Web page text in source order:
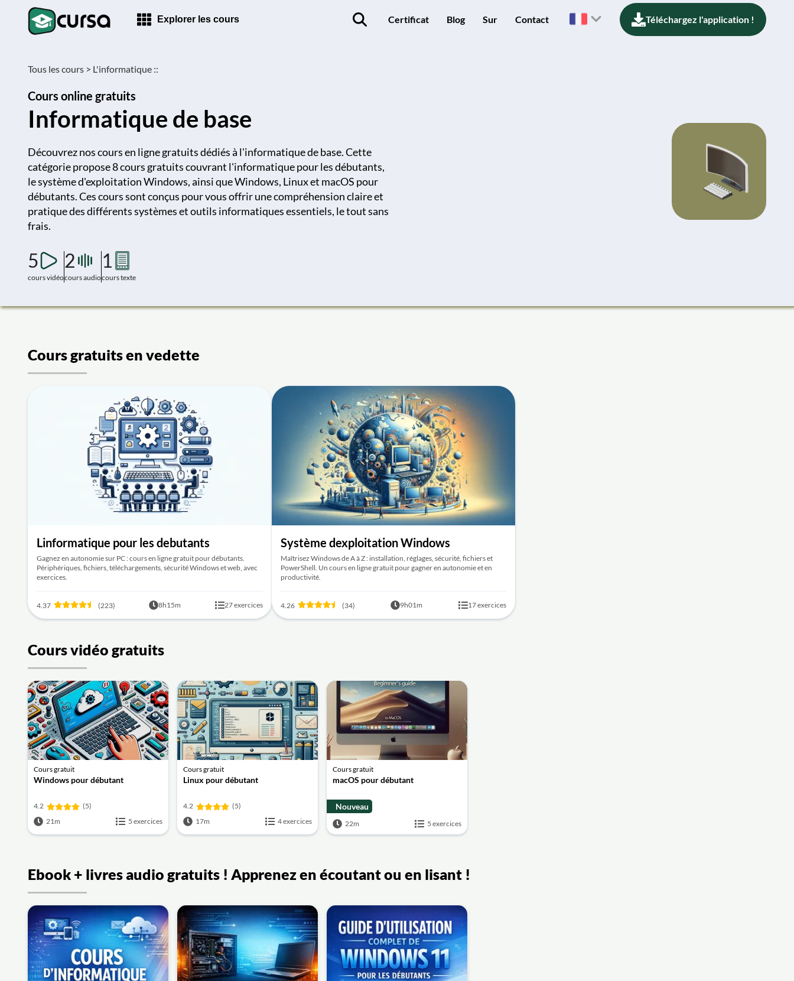
Explorer les cours Certificat Blog Sur Contact Téléchargez l'application !
Tous les cours > L'informatique ::
Cours online gratuits
Informatique de base
Découvrez nos cours en ligne gratuits dédiés à l'informatique de base. Cette
catégorie propose 8 cours gratuits couvrant l'informatique pour les débutants,
le système d'exploitation Windows, ainsi que Windows, Linux et macOS pour
débutants. Ces cours sont conçus pour vous offrir une compréhension claire et
pratique des différents systèmes et outils informatiques essentiels, le tout sans
frais.
5
cours vidéo
2
cours audio
1
cours texte
Cours gratuits en vedette
Linformatique pour les debutants
Gagnez en autonomie sur PC : cours en ligne gratuit pour débutants.
Périphériques, fichiers, téléchargements, sécurité Windows et web, avec
exercices.
4.37 (223) 8h15m 27 exercices
Système dexploitation Windows
Maîtrisez Windows de A à Z : installation, réglages, sécurité, fichiers et
PowerShell. Un cours en ligne gratuit pour gagner en autonomie et en
productivité.
4.26 (34) 9h01m 17 exercices
Cours vidéo gratuits
Cours gratuit
Windows pour débutant
4.2
(5)
21m
5 exercices
Cours gratuit
Linux pour débutant
4.2
(5)
17m
4 exercices
Cours gratuit
macOS pour débutant
Nouveau
22m 5 exercices
Ebook + livres audio gratuits ! Apprenez en écoutant ou en lisant !